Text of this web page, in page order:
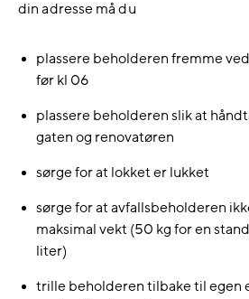
din adresse må du
plassere beholderen fremme
før kl 06
plassere beholderen slik at
gaten og renovatøren
sørge for at lokket er lukket
sørge for at avfallsbeholderen
maksimal vekt (50 kg for en
liter)
trille beholderen tilbake til egen